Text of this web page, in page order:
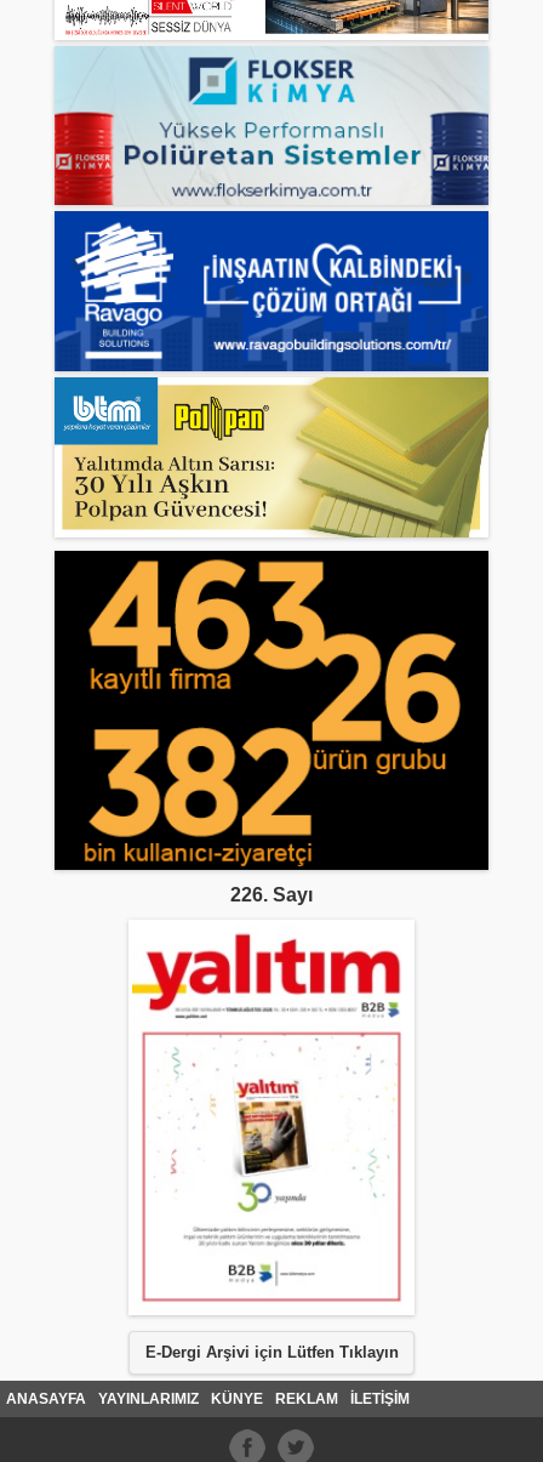
226. Sayı
E-Dergi Arşivi için Lütfen Tıklayın
ANASAYFA YAYINLARIMIZ KÜNYE REKLAM İLETİŞİM